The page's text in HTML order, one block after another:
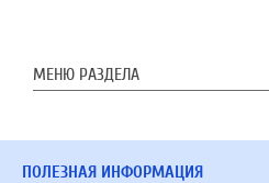
МЕНЮ РАЗДЕЛА
ПОЛЕЗНАЯ ИНФОРМАЦИЯ